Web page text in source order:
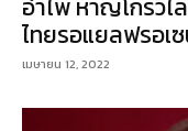
อำไพ หาญโกรวิ
ไทยรอแยลฟรอเ
เมษายน 12, 2022